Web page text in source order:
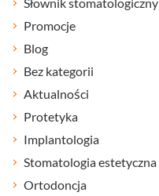
Słownik stomatologiczny
Promocje
Blog
Bez kategorii
Aktualności
Protetyka
Implantologia
Stomatologia estetyczna
Ortodoncja